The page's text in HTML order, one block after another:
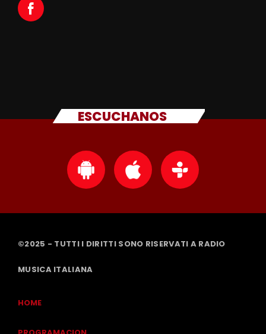
ESCUCHANOS
©2025 - TUTTI I DIRITTI SONO RISERVATI A RADIO
MUSICA ITALIANA
HOME